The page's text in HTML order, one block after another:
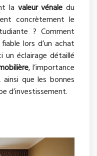
la valeur vénale du
concrètement le
? Comment
lors d’un achat
un éclairage détaillé
, l’importance
que les bonnes
d’investissement.